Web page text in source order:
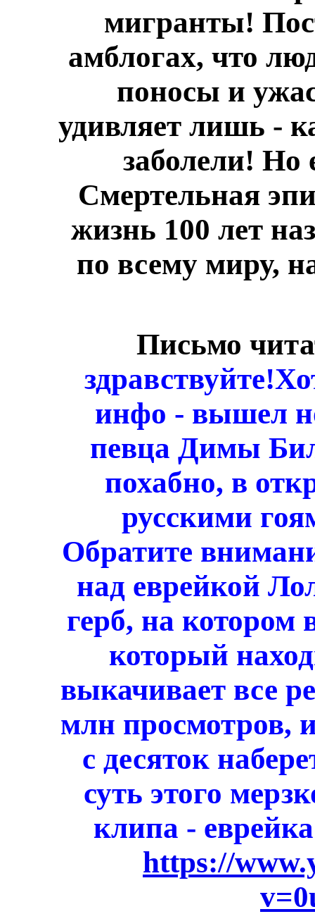
мигранты!
амблогах, что
поносы и
удивляет лишь -
заболели! Но
Смертельная
жизнь 100 лет
по всему миру,
Письмо
инфо - вышел
певца Димы
похабно, в
русскими
Обратите
над еврейкой
герб, на котором
который
выкачивает все
млн просмотров,
с десяток
суть этого
клипа -
https://